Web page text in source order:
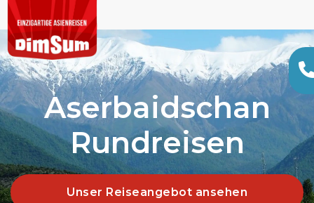
Aserbaidschan
Rundreisen
Unser Reiseangebot ansehen